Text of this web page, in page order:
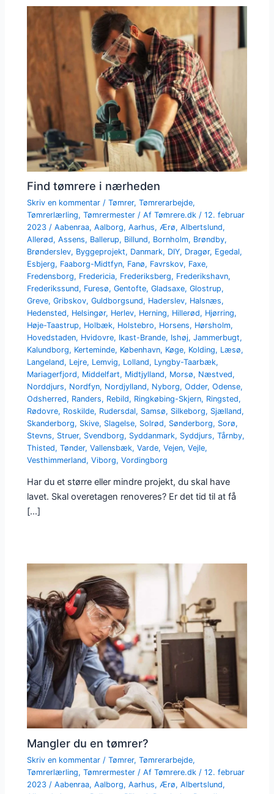
Find tømrere i nærheden
Skriv en kommentar /Tømrer,Tømrerarbejde,
Tømrerlærling,Tømrermester / AfTømrere.dk/12. februar
2023/Aabenraa,Aalborg,Aarhus,Ærø,Albertslund,
Allerød,Assens, Ballerup, Billund, Bornholm, Brøndby,
Brønderslev, Byggeprojekt, Danmark, DIY, Dragør, Egedal,
Esbjerg, Faaborg-Midtfyn, Fanø, Favrskov, Faxe,
Fredensborg, Fredericia, Frederiksberg, Frederikshavn,
Frederikssund, Furesø,Gentofte,Gladsaxe,Glostrup,
Greve,Gribskov,Guldborgsund, Haderslev, Halsnæs,
Hedensted, Helsingør, Herlev, Herning, Hillerød, Hjørring,
Høje-Taastrup, Holbæk, Holstebro, Horsens, Hørsholm,
Hovedstaden, Hvidovre, Ikast-Brande, Ishøj,Jammerbugt,
Kalundborg, Kerteminde, København, Køge, Kolding, Læsø,
Langeland, Lejre, Lemvig, Lolland, Lyngby-Taarbæk,
Mariagerfjord, Middelfart, Midtjylland, Morsø, Næstved,
Norddjurs, Nordfyn, Nordjylland, Nyborg,Odder,Odense,
Odsherred, Randers, Rebild, Ringkøbing-Skjern, Ringsted,
Rødovre, Roskilde, Rudersdal, Samsø, Silkeborg, Sjælland,
Skanderborg, Skive, Slagelse, Solrød, Sønderborg, Sorø,
Stevns, Struer, Svendborg, Syddanmark, Syddjurs,Tårnby,
Thisted,Tønder,Vallensbæk,Varde,Vejen,Vejle,
Vesthimmerland,Viborg,Vordingborg
Har du et større eller mindre projekt, du skal have
lavet. Skal overetagen renoveres? Er det tid til at få
[…]
Mangler du en tømrer?
Skriv en kommentar /Tømrer,Tømrerarbejde,
Tømrerlærling,Tømrermester / AfTømrere.dk /12. februar
2023 /Aabenraa,Aalborg,Aarhus, Ærø,Albertslund,